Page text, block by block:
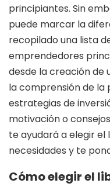
principiantes. Sin
puede marcar la
recopilado una lista
emprendedores
desde la creación de
la comprensión de la
estrategias de
motivación o
te ayudará a elegir el
necesidades y te
Cómo elegir el